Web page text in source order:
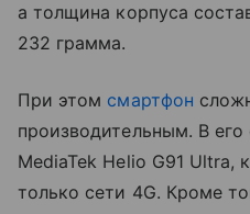
а толщина корпуса
232 грамма.
При этом смартфон
производительным. В
MediaTek Helio G91 Ultra,
только сети 4G. Кроме